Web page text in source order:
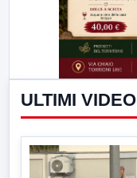
ULTIMI VIDEO